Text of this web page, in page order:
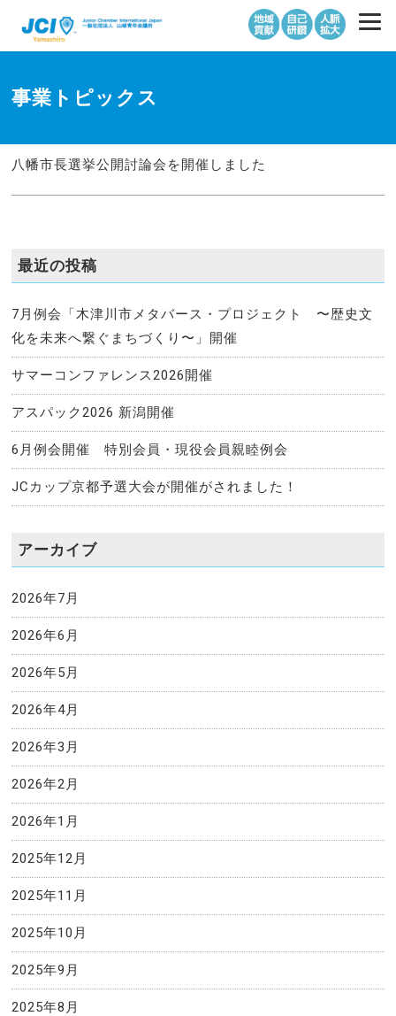
事業トピックス
八幡市長選挙公開討論会を開催しました
最近の投稿
7月例会「木津川市メタバース・プロジェクト 〜歴史文
化を未来へ繋ぐまちづくり〜」開催
サマーコンファレンス2026開催
アスパック2026 新潟開催
6月例会開催 特別会員・現役会員親睦例会
JCカップ京都予選大会が開催がされました！
アーカイブ
2026年7月
2026年6月
2026年5月
2026年4月
2026年3月
2026年2月
2026年1月
2025年12月
2025年11月
2025年10月
2025年9月
2025年8月